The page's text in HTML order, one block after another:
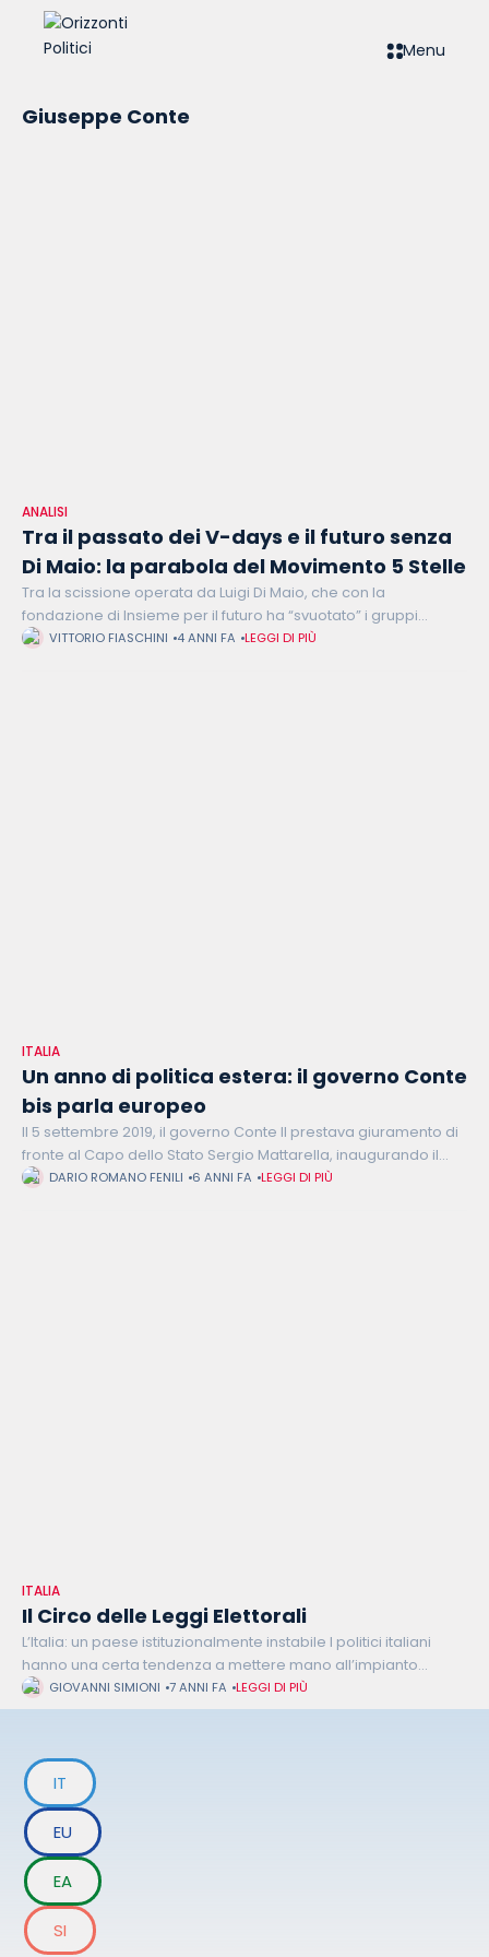
Menu
Giuseppe Conte
ANALISI
Tra il passato dei V-days e il futuro senza
Di Maio: la parabola del Movimento 5 Stelle
Tra la scissione operata da Luigi Di Maio, che con la
fondazione di Insieme per il futuro ha “svuotato” i gruppi
parlamentari grillini, e l’astensione voluta dall’ex Presidente
VITTORIO FIASCHINI 4 ANNI FA LEGGI DI PIÙ
ITALIA
Un anno di politica estera: il governo Conte
bis parla europeo
Il 5 settembre 2019, il governo Conte II prestava giuramento di
fronte al Capo dello Stato Sergio Mattarella, inaugurando il
sessantaseiesimo esecutivo della storia della Repubblica
DARIO ROMANO FENILI 6 ANNI FA LEGGI DI PIÙ
ITALIA
Il Circo delle Leggi Elettorali
L’Italia: un paese istituzionalmente instabile I politici italiani
hanno una certa tendenza a mettere mano all’impianto
istituzionale del paese ed in particolare alla legge elettorale.
Da D’Alema e Berlusconi fino
GIOVANNI SIMIONI 7 ANNI FA LEGGI DI PIÙ
IT
EU
EA
SI